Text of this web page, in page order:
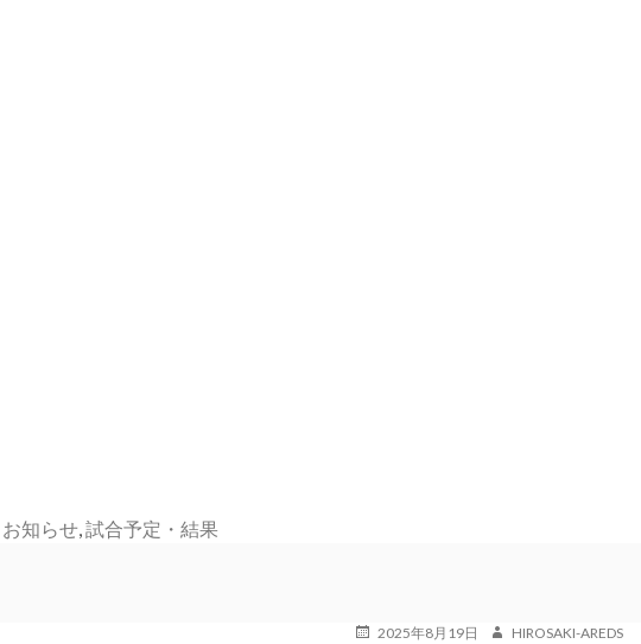
お知らせ 試合予定・結果
POSTED
2025年8月19日 AUTHOR
HIROSAKI-AREDS